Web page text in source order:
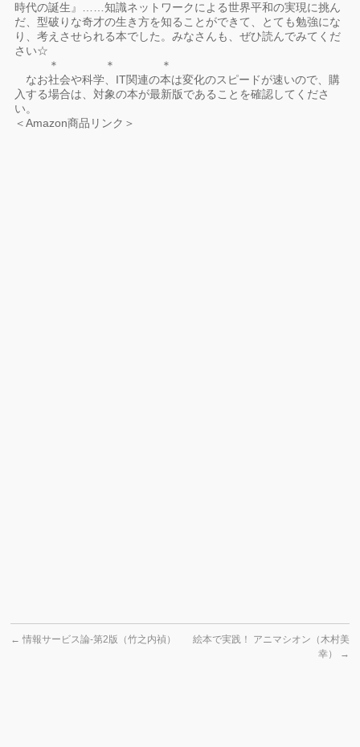
時代の誕生』……知識ネットワークによる世界平和の実現に挑ん
だ、型破りな奇才の生き方を知ることができて、とても勉強にな
り、考えさせられる本でした。みなさんも、ぜひ読んでみてくだ
さい☆
＊ ＊ ＊
なお社会や科学、IT関連の本は変化のスピードが速いので、購
入する場合は、対象の本が最新版であることを確認してくださ
い。
＜Amazon商品リンク＞
← 情報サービス論-第2版（竹之内禎）
絵本で実践！ アニマシオン（木村美
幸）
→